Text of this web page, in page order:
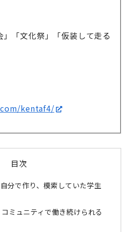
「文化祭」「仮装して走る
kentaf4/
目次
分で作り、模索していた学生
ミュニティで働き続けられる